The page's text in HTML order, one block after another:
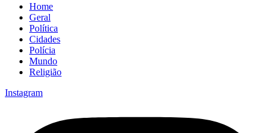
Home
Geral
Política
Cidades
Polícia
Mundo
Religião
Instagram